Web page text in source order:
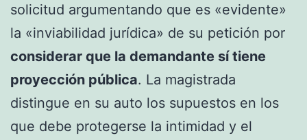
solicitud argumentando que es «evidente»
la «inviabilidad jurídica» de su petición por
considerar que la demandante sí tiene
proyección pública. La magistrada
distingue en su auto los supuestos en los
que debe protegerse la intimidad y el